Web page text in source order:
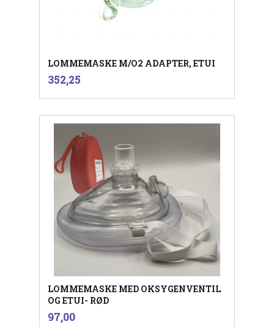
LOMMEMASKE M/O2 ADAPTER, ETUI
Pris
352,25mva.
LOMMEMASKE MED OKSYGENVENTIL
OG ETUI- RØD
Pris
97,00mva.